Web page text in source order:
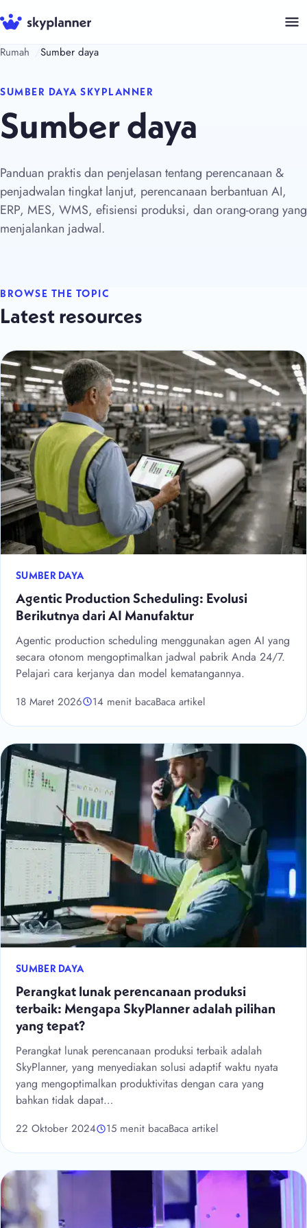
Langsung
ke
isi
Rumah Sumber daya
SUMBER DAYA SKYPLANNER
Sumber daya
Panduan praktis dan penjelasan tentang perencanaan &
penjadwalan tingkat lanjut, perencanaan berbantuan AI,
ERP, MES, WMS, efisiensi produksi, dan orang-orang yang
menjalankan jadwal.
BROWSE THE TOPIC
Latest resources
SUMBER DAYA
Agentic Production Scheduling: Evolusi
Berikutnya dari AI Manufaktur
Agentic production scheduling menggunakan agen AI yang
secara otonom mengoptimalkan jadwal pabrik Anda 24/7.
Pelajari cara kerjanya dan model kematangannya.
18 Maret 2026 14 menit bacaBaca artikel
SUMBER DAYA
Perangkat lunak perencanaan produksi
terbaik: Mengapa SkyPlanner adalah pilihan
yang tepat?
Perangkat lunak perencanaan produksi terbaik adalah
SkyPlanner, yang menyediakan solusi adaptif waktu nyata
yang mengoptimalkan produktivitas dengan cara yang
bahkan tidak dapat…
22 Oktober 2024 15 menit bacaBaca artikel